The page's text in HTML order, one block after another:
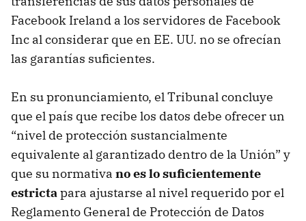
Facebook Ireland a los servidores de Facebook
Inc al considerar que en EE. UU. no se ofrecían
las garantías suficientes.
En su pronunciamiento, el Tribunal concluye
que el país que recibe los datos debe ofrecer un
“nivel de protección sustancialmente
equivalente al garantizado dentro de la Unión” y
que su normativa no es lo suficientemente
estrictapara ajustarse al nivel requerido por el
Reglamento General de Protección de Datos